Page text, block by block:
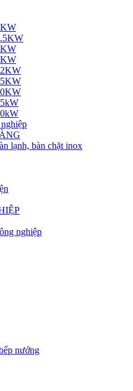
lạnh, bàn chặt inox
nghiệp
nướng